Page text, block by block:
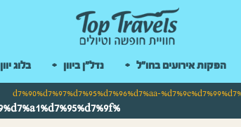
הפקות אירועים בחו"ל נדל"ן ביוון בלוג יוון
%d7%90%d7%97%d7%95%d7%96%d7%aa-%d7%9e%d7%99%d7%99%d7%a1%d7%95%d7%9f